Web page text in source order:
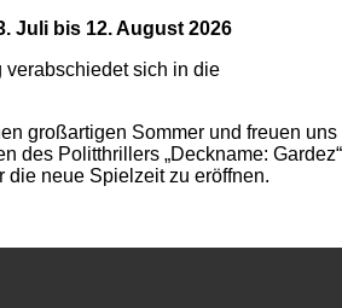
Juli bis 12. August 2026
verabschiedet sich in die
großartigen Sommer und freuen uns
des Politthrillers „Deckname: Gardez“
die neue Spielzeit zu eröffnen.